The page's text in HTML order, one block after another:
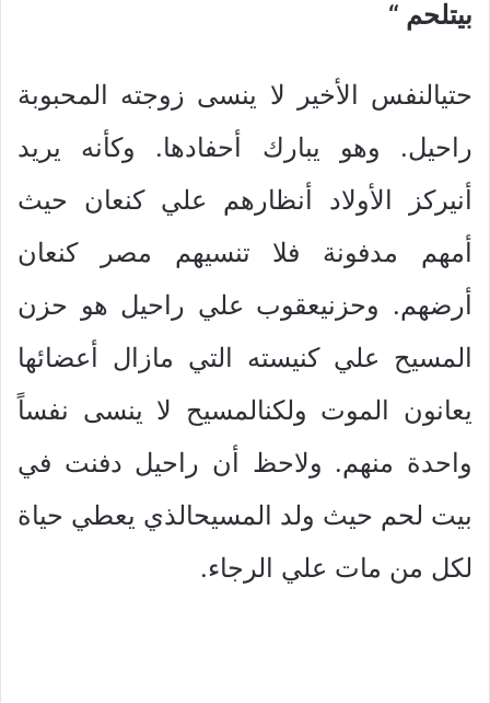
بيتلحم “
حتيالنفس الأخير لا ينسى زوجته المحبوبة
راحيل. وهو يبارك أحفادها. وكأنه يريد
أنيركز الأولاد أنظارهم علي كنعان حيث
أمهم مدفونة فلا تنسيهم مصر كنعان
أرضهم. وحزنيعقوب علي راحيل هو حزن
المسيح علي كنيسته التي مازال أعضائها
يعانون الموت ولكنالمسيح لا ينسى نفساً
واحدة منهم. ولاحظ أن راحيل دفنت في
بيت لحم حيث ولد المسيحالذي يعطي حياة
لكل من مات علي الرجاء.